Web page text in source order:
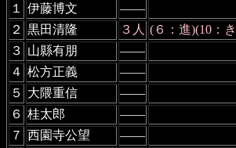
１
伊藤博文
――
２ 黒田清隆 ３人 (６：進)(10：
３ 山縣有朋
――
４ 松方正義
――
５
大隈重信
――
６ 桂太郎
――
７ 西園寺公望
――